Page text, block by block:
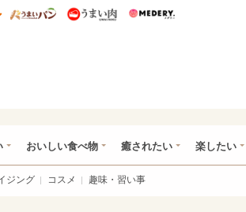
ニー特集
うまいめし うまいパン うまい肉
おいしい食べ物 癒されたい 楽したい
ジング コスメ 趣味・習い事